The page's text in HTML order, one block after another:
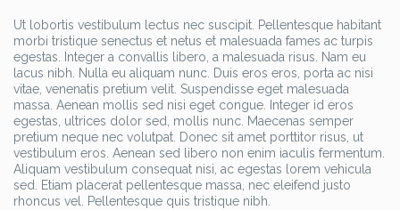
Ut lobortis vestibulum lectus nec suscipit. Pellentesque habitant
morbi tristique senectus et netus et malesuada fames ac turpis
egestas. Integer a convallis libero, a malesuada risus. Nam eu
lacus nibh. Nulla eu aliquam nunc. Duis eros eros, porta ac nisi
vitae, venenatis pretium velit. Suspendisse eget malesuada
massa. Aenean mollis sed nisi eget congue. Integer id eros
egestas, ultrices dolor sed, mollis nunc. Maecenas semper
pretium neque nec volutpat. Donec sit amet porttitor risus, ut
vestibulum eros. Aenean sed libero non enim iaculis fermentum.
Aliquam vestibulum consequat nisi, ac egestas lorem vehicula
sed. Etiam placerat pellentesque massa, nec eleifend justo
rhoncus vel. Pellentesque quis tristique nibh.